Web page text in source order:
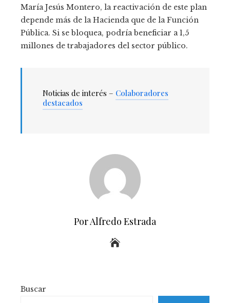
María Jesús Montero, la reactivación de este plan
depende más de la Hacienda que de la Función
Pública. Si se bloquea, podría beneficiar a 1,5
millones de trabajadores del sector público.
Noticias de interés – Colaboradores
destacados
Por Alfredo Estrada
Buscar